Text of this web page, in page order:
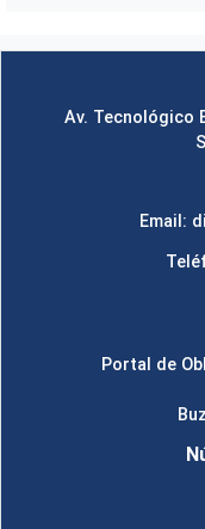
Av. Tecnológico
Email:
Portal de